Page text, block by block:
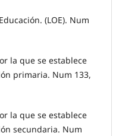
(LOE). Num
la que se establece
primaria. Num 133,
la que se establece
secundaria. Num